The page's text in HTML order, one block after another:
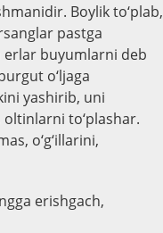
Boylik to‘plab,
pastga
erlar buyumlarni deb
o‘ljaga
yashirib, uni
oltinlarni to‘plashar.
o‘g‘illarini,
erishgach,